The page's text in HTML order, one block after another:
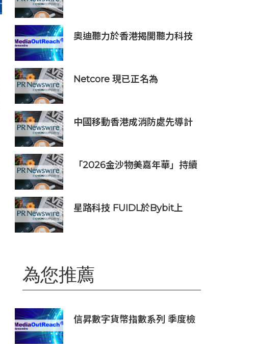
奧迪聽力於香港揭開聽力科技
專屬 Oticon Play SI 助聽器
Netcore 現已正名為
長責任
中國移動香港成消防處先導計
「2026金沙物美嘉年華」持續
星路科技 FUIDL於Bybit上
為您推薦
信昇數字貨幣指數系列 季度檢